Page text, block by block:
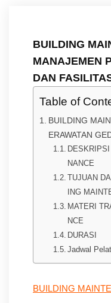
BUILDING
MANAJEMEN
DAN
Table of
BUILDING
ERAWATAN
NANCE
TUJUAN
ING
MATERI
NCE
DURASI
Jadwal
BUILDING